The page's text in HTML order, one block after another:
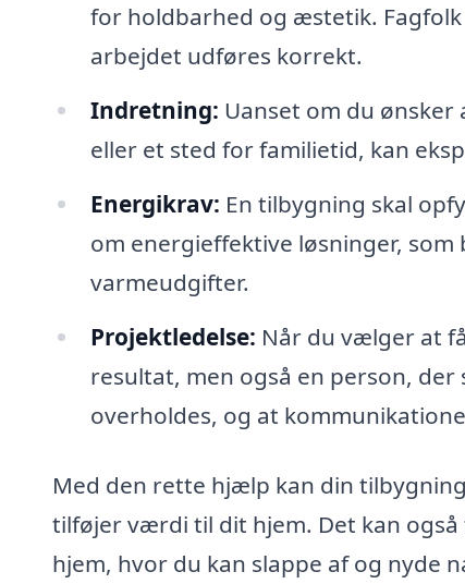
for holdbarhed og æstetik.
arbejdet udføres korrekt.
Indretning: Uanset om du
eller et sted for familietid, kan
Energikrav: En tilbygning skal
om energieffektive løsninger,
varmeudgifter.
Projektledelse: Når du vælger at
resultat, men også en person,
overholdes, og at
Med den rette hjælp kan din
tilføjer værdi til dit hjem. Det kan
hjem, hvor du kan slappe af og nyde